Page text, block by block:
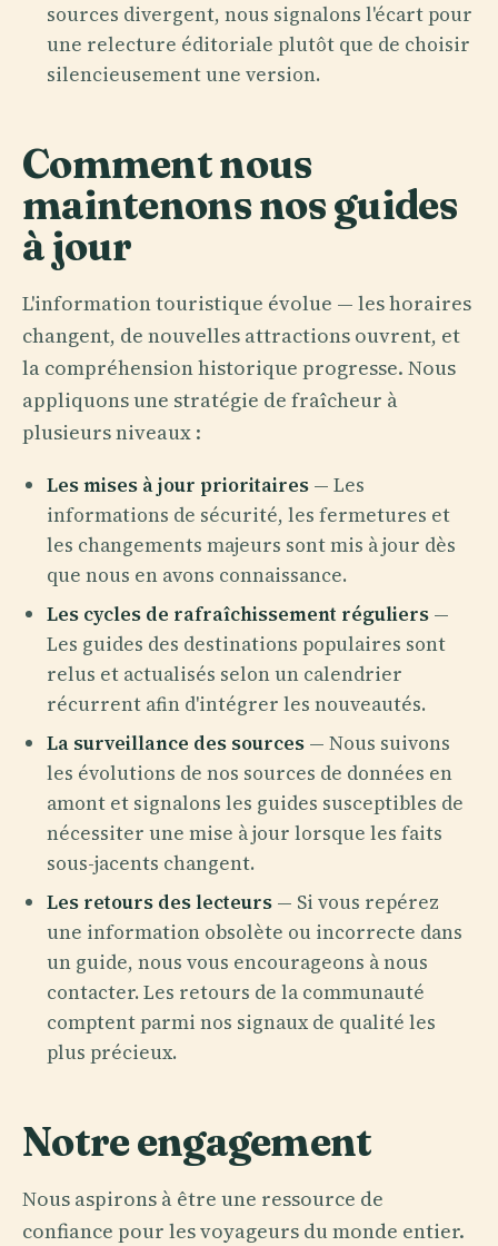
sources divergent, nous signalons l'écart pour
une relecture éditoriale plutôt que de choisir
silencieusement une version.
Comment nous
maintenons nos guides
à jour
L'information touristique évolue — les horaires
changent, de nouvelles attractions ouvrent, et
la compréhension historique progresse. Nous
appliquons une stratégie de fraîcheur à
plusieurs niveaux :
Les mises à jour prioritaires — Les
informations de sécurité, les fermetures et
les changements majeurs sont mis à jour dès
que nous en avons connaissance.
Les cycles de rafraîchissement réguliers —
Les guides des destinations populaires sont
relus et actualisés selon un calendrier
récurrent afin d'intégrer les nouveautés.
La surveillance des sources — Nous suivons
les évolutions de nos sources de données en
amont et signalons les guides susceptibles de
nécessiter une mise à jour lorsque les faits
sous-jacents changent.
Les retours des lecteurs — Si vous repérez
une information obsolète ou incorrecte dans
un guide, nous vous encourageons à nous
contacter. Les retours de la communauté
comptent parmi nos signaux de qualité les
plus précieux.
Notre engagement
Nous aspirons à être une ressource de
confiance pour les voyageurs du monde entier.